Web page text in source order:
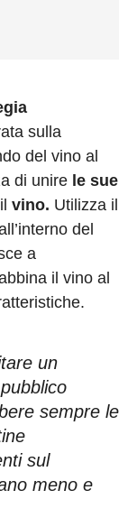
sulla
del vino al
di unire le sue
vino. Utilizza il
del
a
il vino al
un
sempre le
sul
meno e